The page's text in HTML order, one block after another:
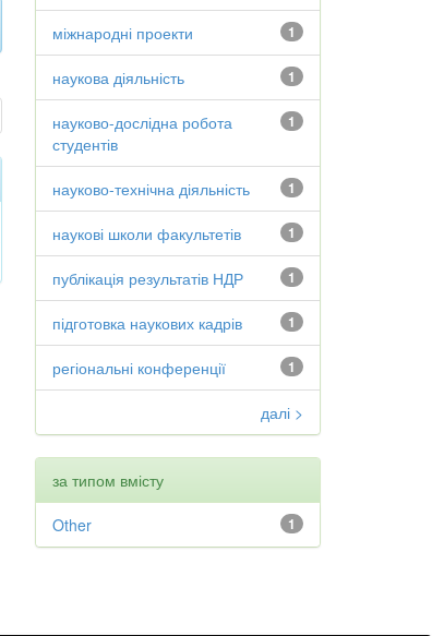
1
міжнародні проекти
1
наукова діяльність
1
науково-дослідна робота
студентів
1
науково-технічна діяльність
1
наукові школи факультетів
1
публікація результатів НДР
1
підготовка наукових кадрів
1
регіональні конференції
далі >
за типом вмісту
1
Other